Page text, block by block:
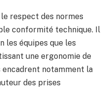
respect des normes
conformité technique. Il
les équipes que les
une ergonomie de
notamment la
des prises